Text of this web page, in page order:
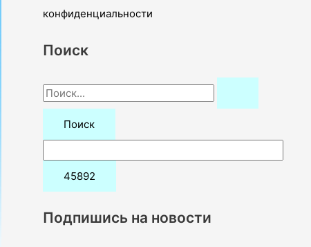
конфиденциальности
Поиск
П
о
:
Подпишись на новости